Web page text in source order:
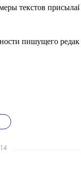
текстов
пишущего